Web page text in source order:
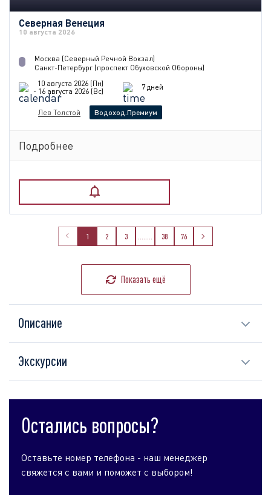
Северная Венеция
10 августа 2026
Москва (Северный Речной Вокзал)
Санкт-Петербург (проспект Обуховской Обороны)
10 августа 2026 (Пн)
- 16 августа 2026 (Вс)
7 дней
Лев Толстой Водоход.Премиум
Подробнее
1 2 3 38 76
Показать ещё
Описание
Экскурсии
Остались вопросы?
Оставьте номер телефона - наш менеджер
свяжется с вами и поможет с выбором!